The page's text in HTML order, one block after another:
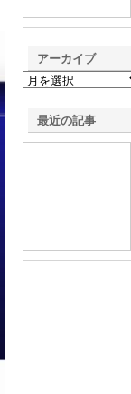
アーカイブ
最近の記事